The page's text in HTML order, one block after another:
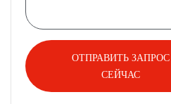
ОТПРАВИТЬ ЗАПРОС
СЕЙЧАС